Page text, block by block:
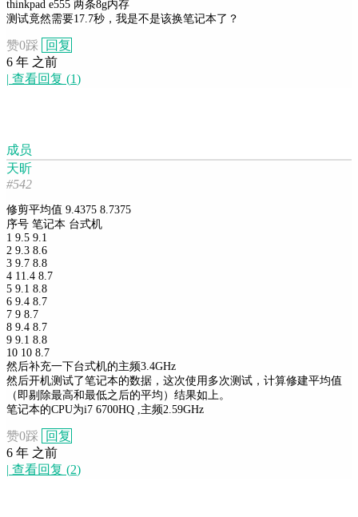
thinkpad e555 两条8g内存
测试竟然需要17.7秒，我是不是该换笔记本了？
赞0踩
回复
6 年 之前
| 查看回复 (1)
成员
天昕
#542
修剪平均值 9.4375 8.7375
序号 笔记本 台式机
1 9.5 9.1
2 9.3 8.6
3 9.7 8.8
4 11.4 8.7
5 9.1 8.8
6 9.4 8.7
7 9 8.7
8 9.4 8.7
9 9.1 8.8
10 10 8.7
然后补充一下台式机的主频3.4GHz
然后开机测试了笔记本的数据，这次使用多次测试，计算修建平均值
（即剔除最高和最低之后的平均）结果如上。
笔记本的CPU为i7 6700HQ ,主频2.59GHz
赞0踩
回复
6 年 之前
| 查看回复 (2)